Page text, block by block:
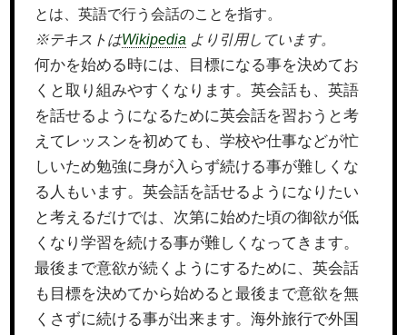
とは、英語で行う会話のことを指す。
※テキストはWikipedia より引用しています。
何かを始める時には、目標になる事を決めてお
くと取り組みやすくなります。英会話も、英語
を話せるようになるために英会話を習おうと考
えてレッスンを初めても、学校や仕事などが忙
しいため勉強に身が入らず続ける事が難しくな
る人もいます。英会話を話せるようになりたい
と考えるだけでは、次第に始めた頃の御欲が低
くなり学習を続ける事が難しくなってきます。
最後まで意欲が続くようにするために、英会話
も目標を決めてから始めると最後まで意欲を無
くさずに続ける事が出来ます。海外旅行で外国